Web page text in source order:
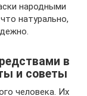
народными
натурально,
в
и советы
человека. Их